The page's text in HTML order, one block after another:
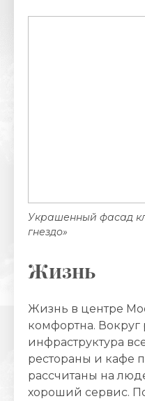
Украшенный фасад
гнездо»
Жизнь
Жизнь в центре
комфортна. Вокруг
инфраструктура
рестораны и кафе
рассчитаны на
хороший сервис.